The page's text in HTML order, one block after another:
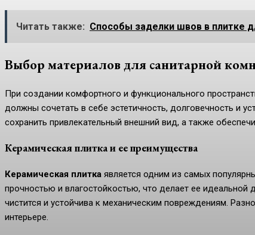
Читать также: Способы заделки швов в плитке
Выбор материалов для санитарной
При создании комфортного и функционального
должны сочетать в себе эстетичность, долговечность и
сохранить привлекательный внешний вид, а также
Керамическая плитка и ее преимущества
Керамическая плитка является одним из самых
прочностью и влагостойкостью, что делает ее
чистится и устойчива к механическим повреждениям.
интерьере.